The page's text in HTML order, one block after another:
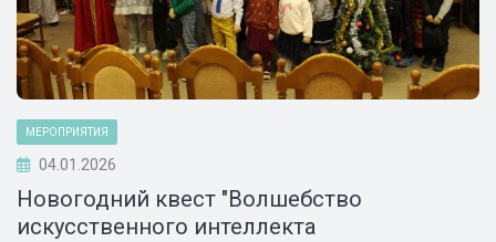
МЕРОПРИЯТИЯ
04.01.2026
Новогодний квест "Волшебство
искусственного интеллекта